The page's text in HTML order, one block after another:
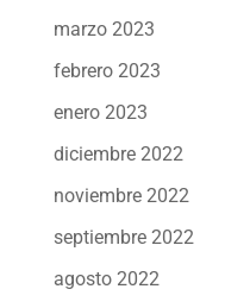
marzo 2023
febrero 2023
enero 2023
diciembre 2022
noviembre 2022
septiembre 2022
agosto 2022